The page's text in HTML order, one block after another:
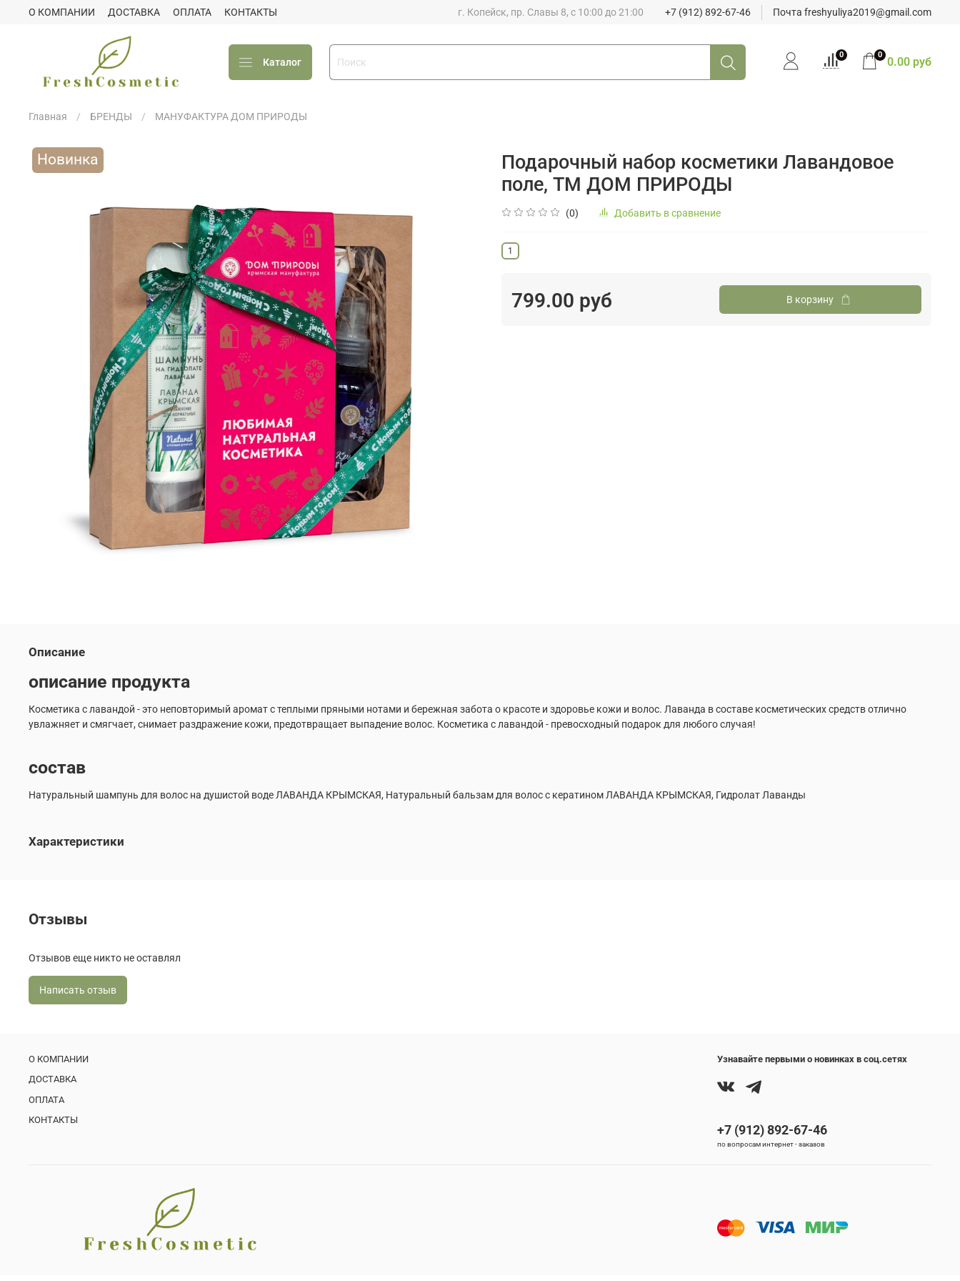
О КОМПАНИИ ДОСТАВКА ОПЛАТА КОНТАКТЫ г. Копейск, пр. Славы 8, с 10:00 до 21:00 +7 (912) 892-67-46 Почта freshyuliya2019@gmail.com
Каталог
0 0 0.00 руб
Главная БРЕНДЫ МАНУФАКТУРА ДОМ ПРИРОДЫ
Новинка
Подарочный набор косметики Лавандовое
поле, ТМ ДОМ ПРИРОДЫ
(0) Добавить в сравнение
1
799.00 руб В корзину
Описание
описание продукта
Косметика с лавандой - это неповторимый аромат с теплыми пряными нотами и бережная забота о красоте и здоровье кожи и волос. Лаванда в составе косметических средств отлично
увлажняет и смягчает, снимает раздражение кожи, предотвращает выпадение волос. Косметика с лавандой - превосходный подарок для любого случая!
состав
Натуральный шампунь для волос на душистой воде ЛАВАНДА КРЫМСКАЯ, Натуральный бальзам для волос с кератином ЛАВАНДА КРЫМСКАЯ, Гидролат Лаванды
Характеристики
Отзывы
Отзывов еще никто не оставлял
Написать отзыв
О КОМПАНИИ
ДОСТАВКА
ОПЛАТА
КОНТАКТЫ
Узнавайте первыми о новинках в соц.сетях
+7 (912) 892-67-46
по вопросам интернет - заказов